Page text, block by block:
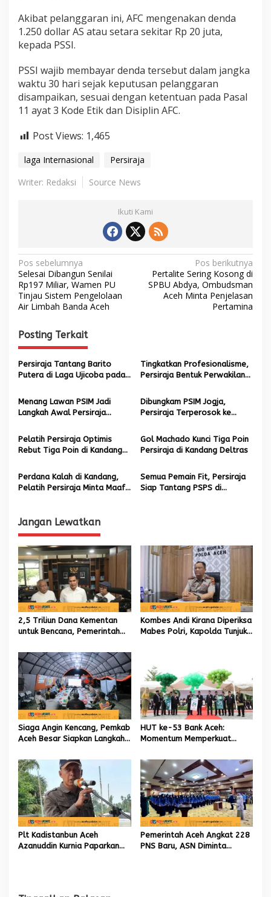
t
Akibat pelanggaran ini, AFC mengenakan denda
1.250 dollar AS atau setara sekitar Rp 20 juta,
kepada PSSI.
PSSI wajib membayar denda tersebut dalam jangka
waktu 30 hari sejak keputusan pelanggaran
disampaikan, sesuai dengan ketentuan pada Pasal
11 ayat 3 Kode Etik dan Disiplin AFC.
Post Views: 1,465
laga Internasional
Persiraja
Writer: Redaksi
Source News
Ikuti Kami
N
a
v
g
a
s
p
o
s
Pos sebelumnya
Selesai Dibangun Senilai
Rp197 Miliar, Wamen PU
Tinjau Sistem Pengelolaan
Air Limbah Banda Aceh
Pos berikutnya
Pertalite Sering Kosong di
SPBU Abdya, Ombudsman
Aceh Minta Penjelasan
Pertamina
Posting Terkait
Persiraja Tantang Barito
Putera di Laga Ujicoba pada
Tingkatkan Profesionalisme,
Persiraja Bentuk Perwakilan
Menang Lawan PSIM Jadi
Langkah Awal Persiraja
Dibungkam PSIM Jogja,
Persiraja Terperosok ke
2
Pelatih Persiraja Optimis
Rebut Tiga Poin di Kandang
Gol Machado Kunci Tiga Poin
Persiraja di Kandang Deltras
Perdana Kalah di Kandang,
Pelatih Persiraja Minta Maaf
Semua Pemain Fit, Persiraja
Siap Tantang PSPS di
Jangan Lewatkan
2,5 Triliun Dana Kementan
untuk Bencana, Pemerintah
Kombes Andi Kirana Diperiksa
Mabes Polri, Kapolda Tunjuk
Aceh
Siaga Angin Kencang, Pemkab
Aceh Besar Siapkan Langkah
HUT ke-53 Bank Aceh:
Momentum Memperkuat
Keberkahan Bagi Aceh
Plt Kadistanbun Aceh
Azanuddin Kurnia Paparkan
Pemerintah Aceh Angkat 228
PNS Baru, ASN Diminta